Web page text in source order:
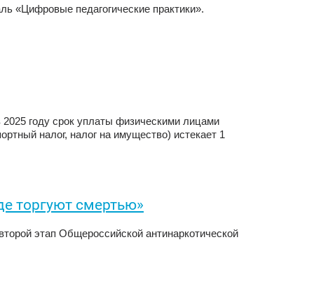
«Цифровые педагогические практики».
году срок уплаты физическими лицами
налог, налог на имущество) истекает 1
торгуют смертью»
этап Общероссийской антинаркотической